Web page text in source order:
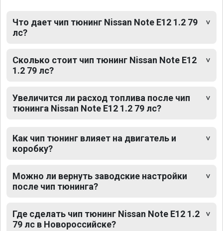
Что дает чип тюнинг Nissan Note E12 1.2 79
лс?
Сколько стоит чип тюнинг Nissan Note E12
1.2 79 лс?
Увеличится ли расход топлива после чип
тюнинга Nissan Note E12 1.2 79 лс?
Как чип тюнинг влияет на двигатель и
коробку?
Можно ли вернуть заводские настройки
после чип тюнинга?
Где сделать чип тюнинг Nissan Note E12 1.2
79 лс в Новороссийске?